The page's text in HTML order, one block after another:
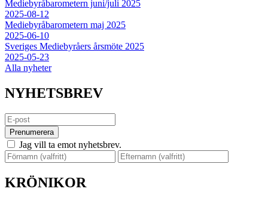
Mediebyråbarometern juni/juli 2025
2025-08-12
Mediebyråbarometern maj 2025
2025-06-10
Sveriges Mediebyråers årsmöte 2025
2025-05-23
Alla nyheter
NYHETSBREV
Prenumerera
Jag vill ta emot nyhetsbrev.
KRÖNIKOR